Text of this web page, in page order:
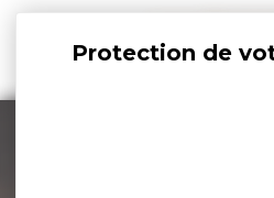
Panneau de gestion des